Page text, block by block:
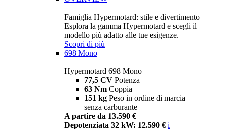
Famiglia Hypermotard: stile e divertimento
Esplora la gamma Hypermotard e scegli il
modello più adatto alle tue esigenze.
Scopri di più
698 Mono
Hypermotard 698 Mono
77,5 CV Potenza
63 Nm Coppia
151 kg Peso in ordine di marcia
senza carburante
A partire da 13.590 €
Depotenziata 32 kW: 12.590 € i